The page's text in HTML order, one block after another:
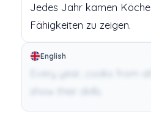
Jedes Jahr kamen Köche
Fähigkeiten zu zeigen.
English